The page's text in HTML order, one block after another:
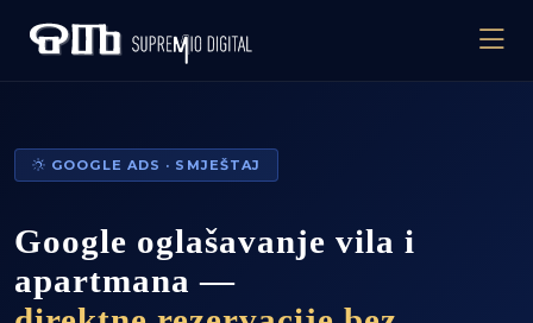
GOOGLE ADS · SMJEŠTAJ
Google oglašavanje vila i
apartmana —